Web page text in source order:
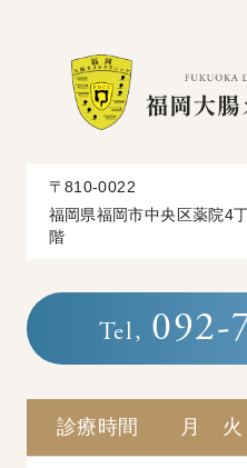
〒810-0022
福岡県福岡市中央区薬院4
階
Tel, 092-
診療時間 月 火